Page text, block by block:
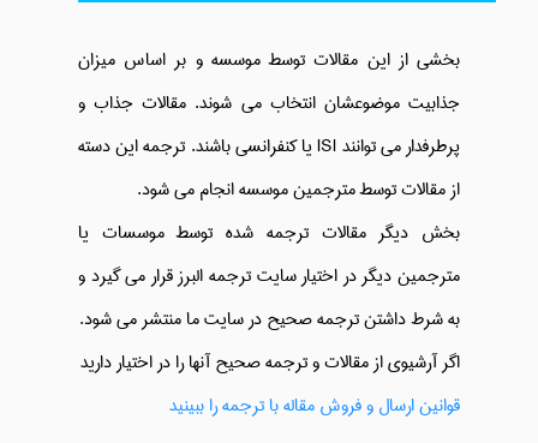
بخشی از این مقالات توسط موسسه و بر اساس میزان
جذابیت موضوعشان انتخاب می شوند. مقالات جذاب و
پرطرفدار می توانند ISI یا کنفرانسی باشند. ترجمه این دسته
از مقالات توسط مترجمین موسسه انجام می شود.
بخش دیگر مقالات ترجمه شده توسط موسسات یا
مترجمین دیگر در اختیار سایت ترجمه البرز قرار می گیرد و
به شرط داشتن ترجمه صحیح در سایت ما منتشر می شود.
اگر آرشیوی از مقالات و ترجمه صحیح آنها را در اختیار دارید
قوانین ارسال و فروش مقاله با ترجمه را ببینید